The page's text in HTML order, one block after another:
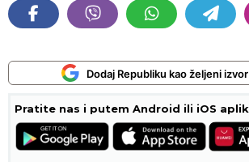
Dodaj Republiku kao željeni
Pratite nas i putem Android ili iOS